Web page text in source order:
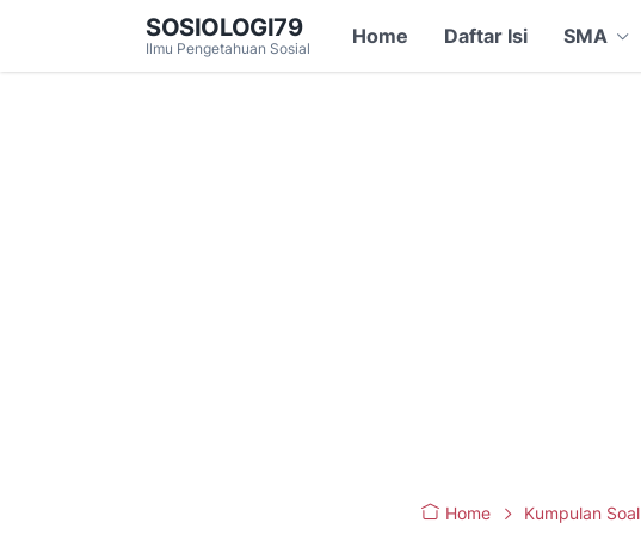
SOSIOLOGI79
Ilmu Pengetahuan Sosial
Home Daftar Isi SMA
Home Kumpulan Soal